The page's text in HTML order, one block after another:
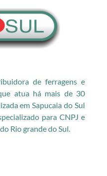
de ferragens e
atua há mais de 30
em Sapucaia do Sul
para CNPJ e
Rio grande do Sul.